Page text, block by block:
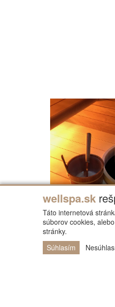
wellspa.sk
Táto internetová
súborov cookies,
stránky.
Súhlasím